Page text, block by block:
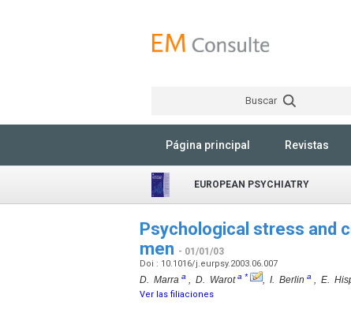
Buscar
Página principal Revistas
EUROPEAN PSYCHIATRY
Psychological stress and
men - 01/01/03
Doi : 10.1016/j.eurpsy.2003.06.007
D. Marra a , D. Warota * , I. Berlin a , E.
Ver las filiaciones